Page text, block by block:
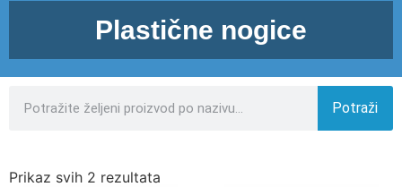
Plastične nogice
Potraži
Prikaz svih 2 rezultata